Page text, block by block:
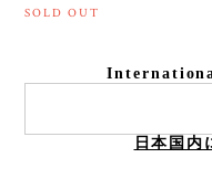
SOLD OUT
日本国内